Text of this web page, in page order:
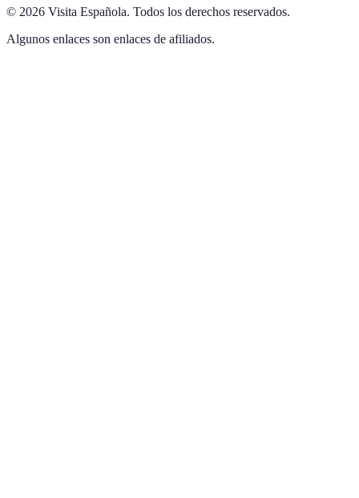
© 2026 Visita Española. Todos los derechos reservados.
Algunos enlaces son enlaces de afiliados.